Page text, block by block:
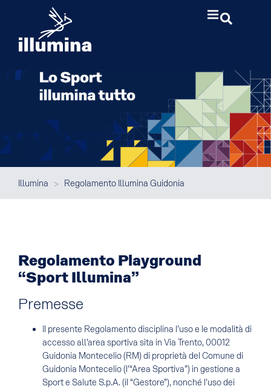
Illumina > Regolamento Illumina Guidonia
Regolamento Playground
“Sport Illumina”
Premesse
Il presente Regolamento disciplina l’uso e le modalità di
accesso all’area sportiva sita in Via Trento, 00012
Guidonia Montecelio (RM) di proprietà del Comune di
Guidonia Montecelio (l’“Area Sportiva”) in gestione a
Sport e Salute S.p.A. (il “Gestore”), nonché l’uso dei